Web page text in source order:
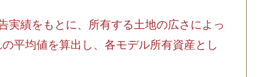
実績をもとに、所有する土地の広さによっ
平均値を算出し、各モデル所有資産とし